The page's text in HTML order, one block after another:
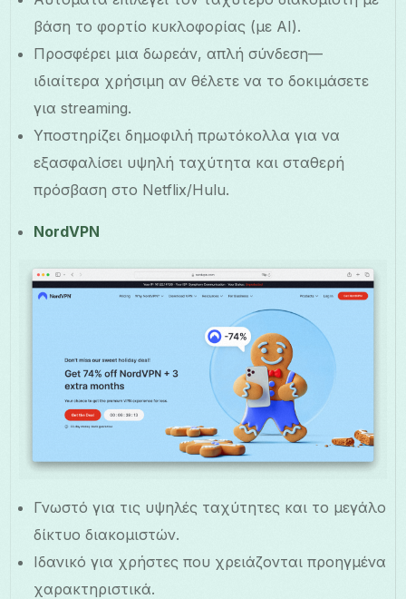
βάση το φορτίο κυκλοφορίας (με AI).
Προσφέρει μια δωρεάν, απλή σύνδεση—
ιδιαίτερα χρήσιμη αν θέλετε να το δοκιμάσετε
για streaming.
Υποστηρίζει δημοφιλή πρωτόκολλα για να
εξασφαλίσει υψηλή ταχύτητα και σταθερή
πρόσβαση στο Netflix/Hulu.
NordVPN
Γνωστό για τις υψηλές ταχύτητες και το μεγάλο
δίκτυο διακομιστών.
Ιδανικό για χρήστες που χρειάζονται προηγμένα
χαρακτηριστικά.